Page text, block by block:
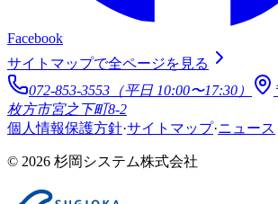
Facebook
サイトマップで全ページを見る
072-853-3553（平日 10:00〜17:30）
枚方市宮之下町8-2
個人情報保護方針·サイトマップ·ニュース
© 2026 杉岡システム株式会社